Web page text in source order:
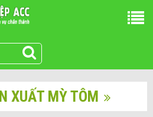
XUẤT MỲ TÔM